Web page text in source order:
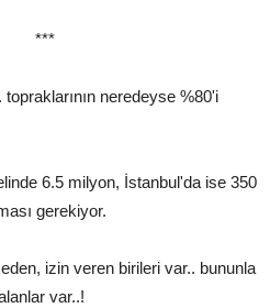
neredeyse %80'i
6.5 milyon, İstanbul'da ise 350
gerekiyor.
izin veren birileri var.. bununla
var..!